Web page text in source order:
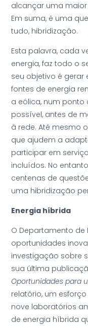
alcançar uma
Em suma, é uma
tudo, hibridização.
Esta palavra, cada
energia, faz todo o
seu objetivo é gerar
fontes de energia
a eólica, num
possível, antes de
à rede. Até mesmo
que ajudem a
participar em
incluídos. No
centenas de
uma hibridização
Energia híbrida
O Departamento de
oportunidades
investigação sobre
sua última
Oportunidades para
relatório, um
nove laboratórios
de energia híbrida